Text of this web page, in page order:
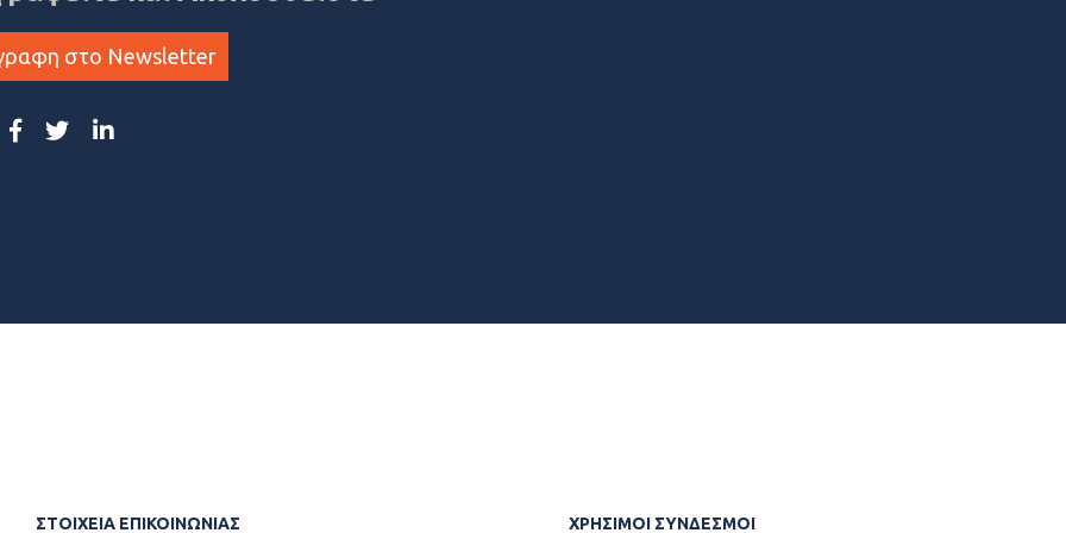
στο Newsletter
ΣΤΟΙΧΕΙΑ ΕΠΙΚΟΙΝΩΝΙΑΣ ΧΡΗΣΙΜΟΙ ΣΥΝΔΕΣΜΟΙ